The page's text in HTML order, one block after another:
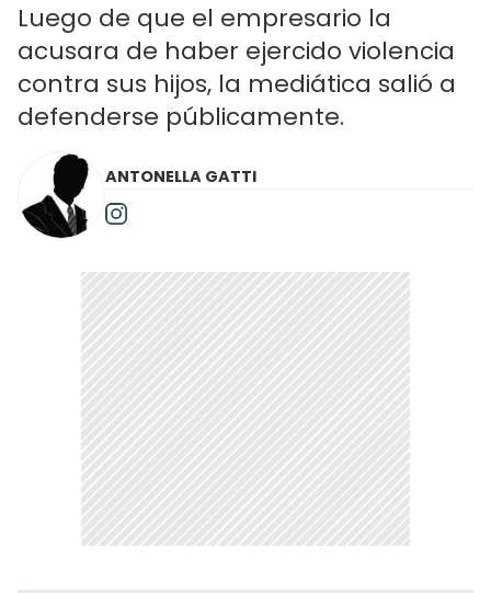
Luego de que el empresario la
acusara de haber ejercido violencia
contra sus hijos, la mediática salió a
defenderse públicamente.
ANTONELLA GATTI